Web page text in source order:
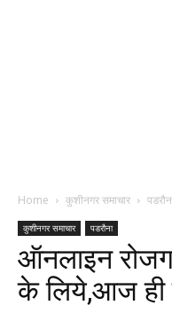
Home कुशीनगर समाचार
कुशीनगर समाचार पडरौना
ऑनलाइन
के लिये,आज